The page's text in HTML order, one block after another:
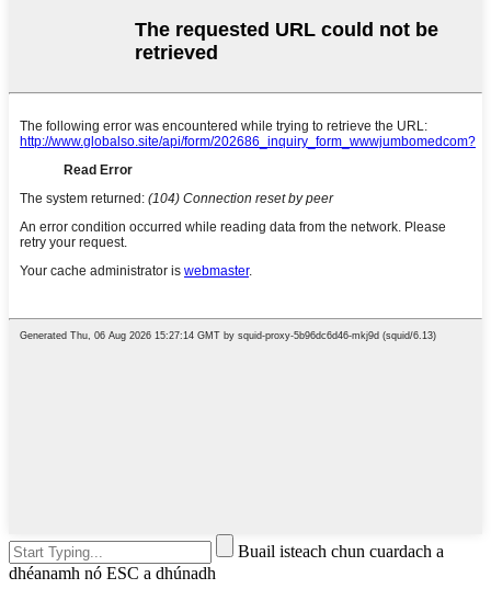
Buail isteach chun cuardach a
dhéanamh nó ESC a dhúnadh